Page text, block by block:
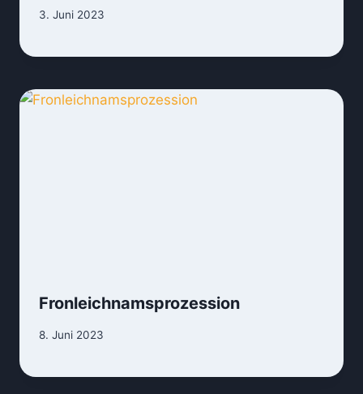
3. Juni 2023
Fronleichnamsprozession
8. Juni 2023